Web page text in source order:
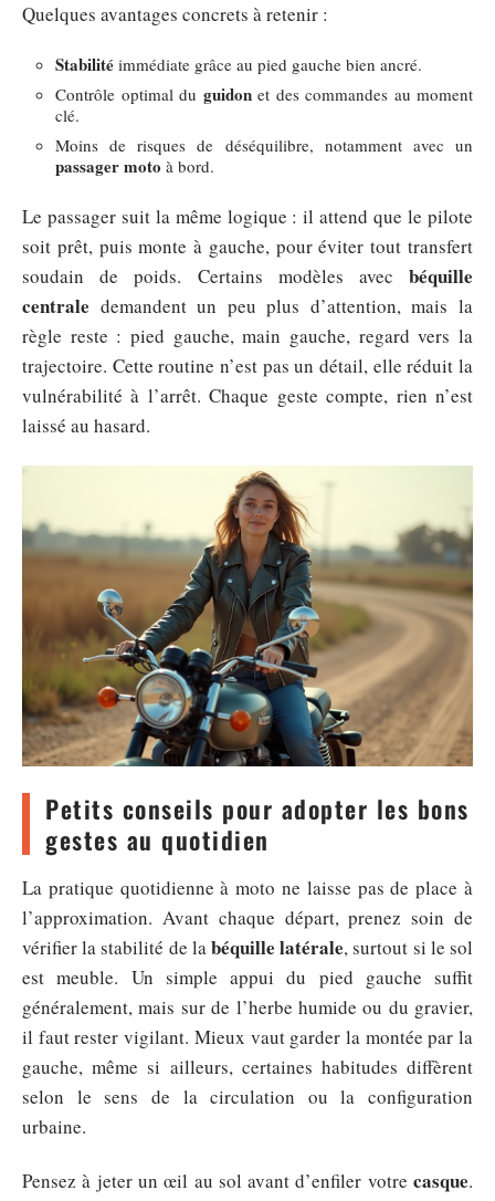
Quelques avantages concrets à retenir :
Stabilité immédiate grâce au pied gauche bien ancré.
Contrôle optimal du guidonet des commandes au moment
clé.
Moins de risques de déséquilibre, notamment avec un
passager moto à bord.
Le passager suit la même logique : il attend que le pilote
soit prêt, puis monte à gauche, pour éviter tout transfert
soudain de poids. Certains modèles avec béquille
centrale demandent un peu plus d’attention, mais la
règle reste : pied gauche, main gauche, regard vers la
trajectoire. Cette routine n’est pas un détail, elle réduit la
vulnérabilité à l’arrêt. Chaque geste compte, rien n’est
laissé au hasard.
Petits conseils pour adopter les bons
gestes au quotidien
La pratique quotidienne à moto ne laisse pas de place à
l’approximation. Avant chaque départ, prenez soin de
vérifier la stabilité de la béquille latérale, surtout si le sol
est meuble. Un simple appui du pied gauche suffit
généralement, mais sur de l’herbe humide ou du gravier,
il faut rester vigilant. Mieux vaut garder la montée par la
gauche, même si ailleurs, certaines habitudes diffèrent
selon le sens de la circulation ou la configuration
urbaine.
Pensez à jeter un œil au sol avant d’enfiler votre casque.